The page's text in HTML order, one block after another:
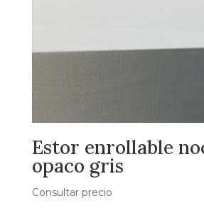
Estor enrollable
opaco gris
Consultar precio